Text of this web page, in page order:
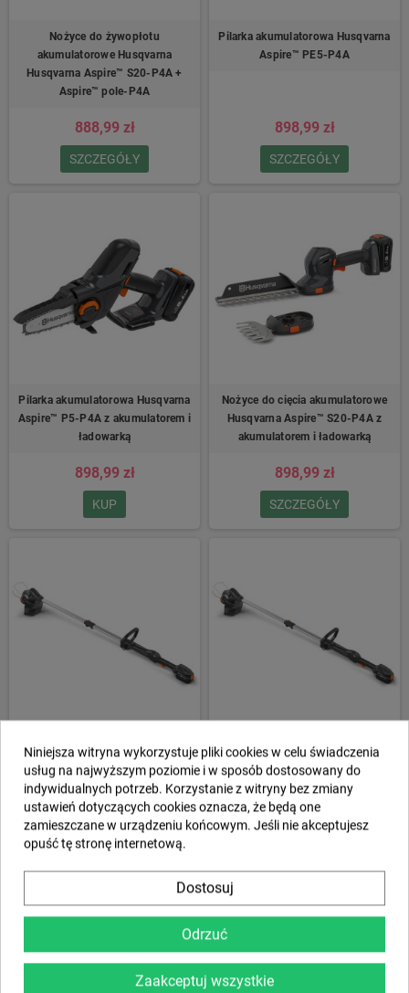
Nożyce do żywopłotu
akumulatorowe Husqvarna
Husqvarna Aspire™ S20-P4A +
Aspire™ pole-P4A
888,99 zł
SZCZEGÓŁY
Pilarka akumulatorowa Husqvarna
Aspire™ PE5-P4A
898,99 zł
SZCZEGÓŁY
Pilarka akumulatorowa Husqvarna
Aspire™ P5-P4A z akumulatorem i
ładowarką
898,99 zł
KUP
Nożyce do cięcia akumulatorowe
Husqvarna Aspire™ S20-P4A z
akumulatorem i ładowarką
898,99 zł
SZCZEGÓŁY
Podkaszarka akumulatorowa
Husqvarna Aspire™ T28-P4A z
akumulatorem i ładowarką (Zestaw
z ładowarką i akumulatorem 2,5Ah)
948,99 zł
SZCZEGÓŁY
Podkaszarka akumulatorowa
Husqvarna Aspire™ T28-P4A z
akumulatorem i ładowarką
999,00 zł
KUP
Niniejsza witryna wykorzystuje pliki cookies w celu świadczenia
usług na najwyższym poziomie i w sposób dostosowany do
indywidualnych potrzeb. Korzystanie z witryny bez zmiany
ustawień dotyczących cookies oznacza, że będą one
zamieszczane w urządzeniu końcowym. Jeśli nie akceptujesz
opuść tę stronę internetową.
Dostosuj
Odrzuć
Zaakceptuj wszystkie